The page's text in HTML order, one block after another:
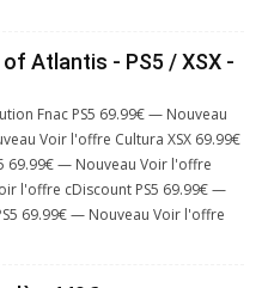
Atlantis - PS5 / XSX -
Fnac PS5 69.99€ — Nouveau
Voir l'offre Cultura XSX 69.99€
69.99€ — Nouveau Voir l'offre
l'offre cDiscount PS5 69.99€ —
69.99€ — Nouveau Voir l'offre